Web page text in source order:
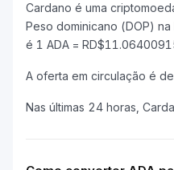
Cardano é uma
Peso dominicano (DOP)
é 1 ADA =
A oferta em circulação é de
Nas últimas 24 horas,